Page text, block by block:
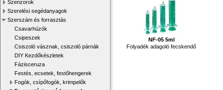
Szenzorok
Szerelési segédanyagok
Szerszám és forrasztás
Csavarhúzók
Csipeszek
Csiszoló vásznak, csiszoló párnák
DIY Kezdőkészletek
Fázisceruza
Festés, ecsetek, festőhengerek
Fogók, csípőfogók, krimpelők
NF-05 5ml
Folyadék adagoló fecskendő